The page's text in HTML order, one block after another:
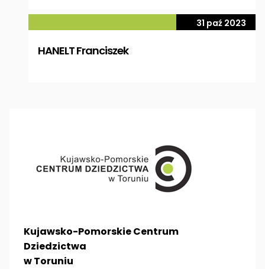
31 paź 2023
HANELT Franciszek
Kujawsko-Pomorskie Centrum
Dziedzictwa
w Toruniu